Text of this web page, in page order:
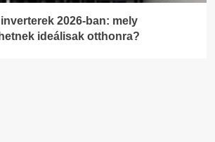
2026-ban: mely
ideálisak otthonra?